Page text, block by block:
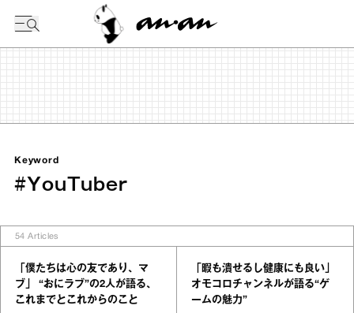
Keyword
#YouTuber
54 Articles
「僕たちは心の友であり、マ
ブ」 “おにラブ”の2人が語る、
これまでとこれからのこと
「暇も潰せるし健康にも良い」
オモコロチャンネルが語る“ゲ
ームの魅力”